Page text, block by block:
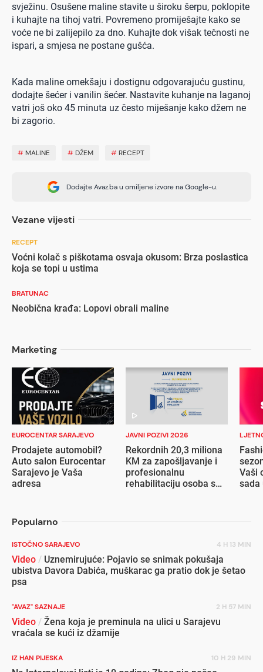
svježinu. Osušene maline stavite u široku šerpu, poklopite
i kuhajte na tihoj vatri. Povremeno promiješajte kako se
voće ne bi zalijepilo za dno. Kuhajte dok višak tečnosti ne
ispari, a smjesa ne postane gušća.
Kada maline omekšaju i dostignu odgovarajuću gustinu,
dodajte šećer i vanilin šećer. Nastavite kuhanje na laganoj
vatri još oko 45 minuta uz često miješanje kako džem ne
bi zagorio.
# MALINE # DŽEM # RECEPT
Dodajte Avaz.ba u omiljene izvore na Google-u.
Vezane vijesti
RECEPT
Voćni kolač s piškotama osvaja okusom: Brza poslastica
koja se topi u ustima
BRATUNAC
Neobična krađa: Lopovi obrali maline
Marketing
EUROCENTAR SARAJEVO
Prodajete automobil?
Auto salon Eurocentar
Sarajevo je Vaša
adresa
JAVNI POZIVI 2026
Rekordnih 20,3 miliona
KM za zapošljavanje i
profesionalnu
rehabilitaciju osoba s
Vaši
sada
Popularno
ISTOČNO SARAJEVO 4 H 13 MIN
Video / Uznemirujuće: Pojavio se snimak pokušaja
ubistva Davora Dabića, muškarac ga pratio dok je šetao
psa
"AVAZ" SAZNAJE 2 H 57 MIN
Video / Žena koja je preminula na ulici u Sarajevu
vraćala se kući iz džamije
IZ HAN PIJESKA 10 H 29 MIN